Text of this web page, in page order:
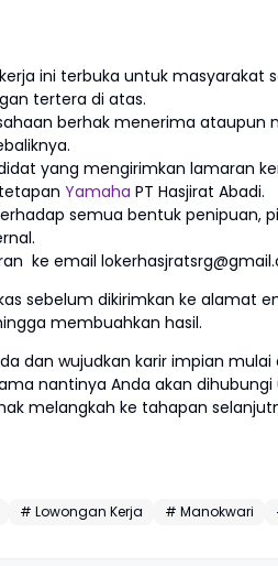
ini terbuka untuk
tertera di atas.
berhak menerima
yang mengirimkan lamaran
Yamaha PT Hasjirat Abadi.
semua bentuk penipuan,
ke email
sebelum dikirimkan ke alamat
membuahkan hasil.
dan wujudkan karir impian
nantinya Anda akan
melangkah ke tahapan
# Lowongan Kerja # Manokwari